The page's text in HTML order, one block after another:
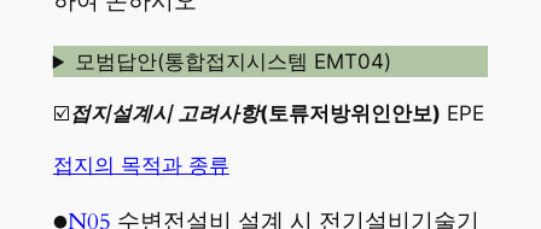
모범답안(통합접지시스템 EMT04)
☑️접지설계시 고려사항(토류저방위인안보) EPE
접지의 목적과 종류
●N05 수변전설비 설계 시 전기설비기술기